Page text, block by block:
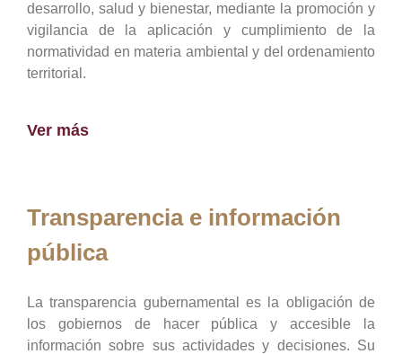
desarrollo, salud y bienestar, mediante la promoción y
vigilancia de la aplicación y cumplimiento de la
normatividad en materia ambiental y del ordenamiento
territorial.
Ver más
Transparencia e información
pública
La transparencia gubernamental es la obligación de
los gobiernos de hacer pública y accesible la
información sobre sus actividades y decisiones. Su